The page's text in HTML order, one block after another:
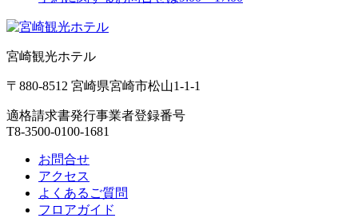
宮崎観光ホテル
〒880-8512 宮崎県宮崎市松山1-1-1
適格請求書発行事業者登録番号
T8-3500-0100-1681
お問合せ
アクセス
よくあるご質問
フロアガイド